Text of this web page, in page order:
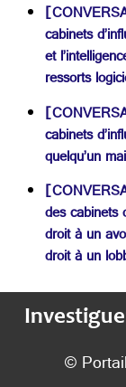
cabinets
et
ressorts
cabinets
quelqu’un
des cabinets
droit à un
droit à un
©